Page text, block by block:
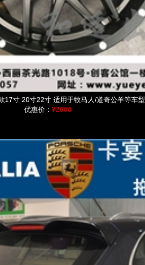
17寸 20寸22寸 适用于牧马人/道奇公羊等车型
优惠价：¥2000